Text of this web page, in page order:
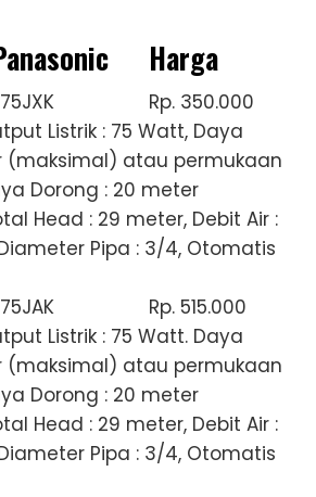
Harga
Rp. 350.000
Listrik : 75 Watt, Daya
(maksimal) atau permukaan
Dorong : 20 meter
Head : 29 meter, Debit Air :
Pipa : 3/4, Otomatis
Rp. 515.000
Listrik : 75 Watt. Daya
(maksimal) atau permukaan
Dorong : 20 meter
Head : 29 meter, Debit Air :
Pipa : 3/4, Otomatis